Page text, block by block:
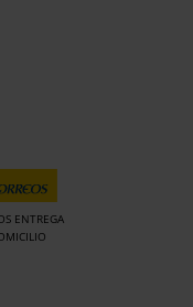
ENTREGA